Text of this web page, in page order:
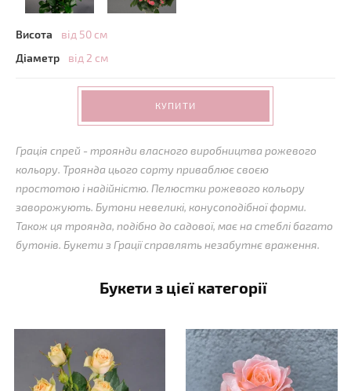
Висота
від 50 см
Діаметр
від 2 см
КУПИТИ
Грація спрей - троянди власного виробництва рожевого
кольору. Троянда цього сорту приваблює своєю
простотою і надійністю. Пелюстки рожевого кольору
заворожують. Бутони невеликі, конусоподібної форми.
Також ця троянда, подібно до садової, має на стеблі багато
бутонів. Букети з Грації справлять незабутнє враження.
Букети з цієї категорії